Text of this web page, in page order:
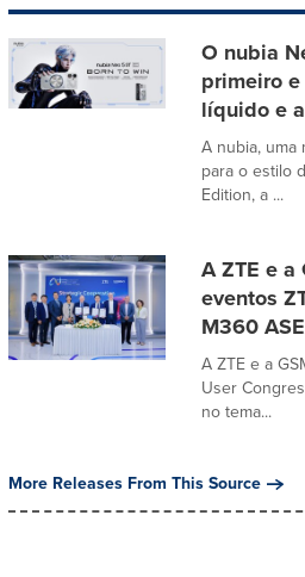
O nubia
primeiro
líquido e
A nubia, uma
para o estilo
Edition, a ...
A ZTE e
eventos
M360
A ZTE e a
User
no tema...
More Releases From This Source